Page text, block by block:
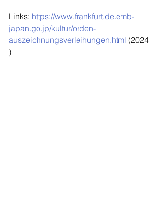
Links: https://www.frankfurt.de.emb-
japan.go.jp/kultur/orden-
auszeichnungsverleihungen.html (2024
)